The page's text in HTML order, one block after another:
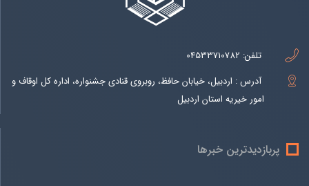
تلفن: 04533710782
آدرس : اردبیل، خیابان حافظ، روبروی قنادی جشنواره، اداره کل اوقاف و
امور خیریه استان اردبیل
پربازدیدترین خبرها